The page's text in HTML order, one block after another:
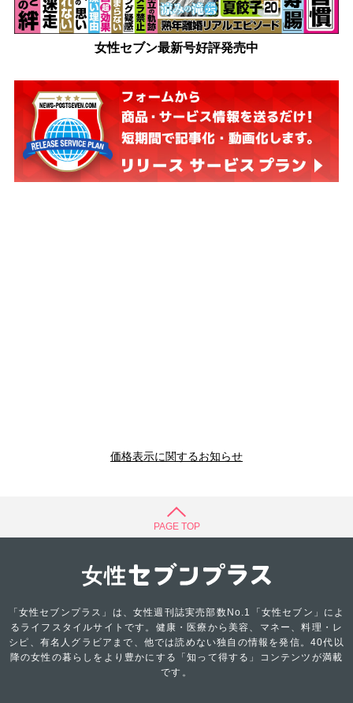
女性セブン最新号好評発売中
価格表示に関するお知らせ
PAGE TOP
「女性セブンプラス」は、女性週刊誌実売部数No.1「女性セブン」によ
るライフスタイルサイトです。健康・医療から美容、マネー、料理・レ
シピ、有名人グラビアまで、他では読めない独自の情報を発信。40代以
降の女性の暮らしをより豊かにする「知って得する」コンテンツが満載
です。